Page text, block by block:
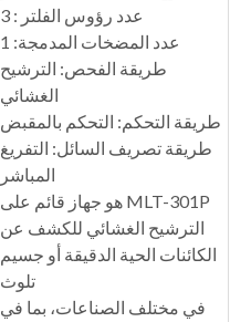
عدد رؤوس الفلتر : 3
عدد المضخات المدمجة: 1
طريقة الفحص: الترشيح
الغشائي
طريقة التحكم: التحكم بالمقبض
طريقة تصريف السائل: التفريغ
المباشر
MLT-301P هو جهاز قائم على
الترشيح الغشائي للكشف عن
الكائنات الحية الدقيقة أو جسيم
تلوث
في مختلف الصناعات، بما في